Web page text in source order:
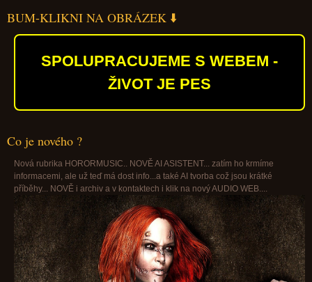
BUM-KLIKNI NA OBRÁZEK ⬇️
SPOLUPRACUJEME S WEBEM -
ŽIVOT JE PES
Co je nového ?
Nová rubrika HORORMUSIC.. NOVĚ AI ASISTENT... zatím ho krmíme
informacemi, ale už teď má dost info...a také AI tvorba což jsou krátké
příběhy... NOVĚ i archiv a v kontaktech i klik na nový AUDIO WEB....